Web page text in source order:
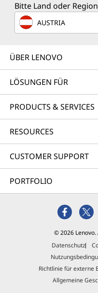
Bitte Land oder
AUSTRIA
ÜBER LENOVO
LÖSUNGEN FÜR
PRODUCTS & SERVICES
RESOURCES
CUSTOMER SUPPORT
PORTFOLIO
© 2026 Lenovo.
Datenschutz
Richtlinie für externe
Allgemeine